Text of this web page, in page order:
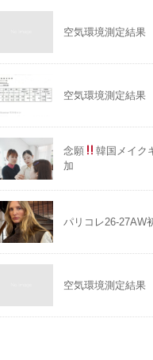
空気環境測定結果
空気環境測定結果
念願
韓国メイク
加
パリコレ26-27AW
空気環境測定結果